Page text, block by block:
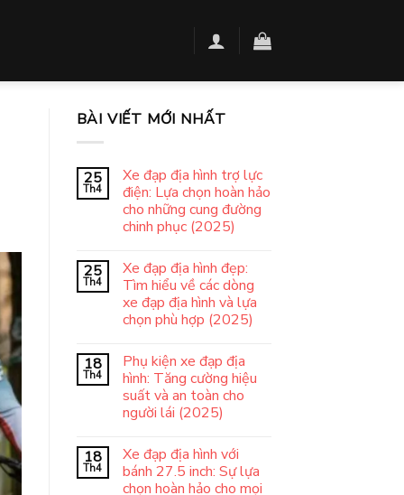
BÀI VIẾT MỚI NHẤT
25
Th4
Xe đạp địa hình trợ lực
điện: Lựa chọn hoàn hảo
cho những cung đường
chinh phục (2025)
25
Th4
Xe đạp địa hình đẹp:
Tìm hiểu về các dòng
xe đạp địa hình và lựa
chọn phù hợp (2025)
18
Th4
Phụ kiện xe đạp địa
hình: Tăng cường hiệu
suất và an toàn cho
người lái (2025)
18
Th4
Xe đạp địa hình với
bánh 27.5 inch: Sự lựa
chọn hoàn hảo cho mọi